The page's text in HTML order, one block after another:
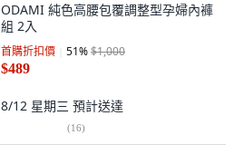
ODAMI 純色高腰包覆調整型孕婦內褲
組 2入
首購折扣價 51%$1,000
$489
8/12 星期三 預計送達
(16)